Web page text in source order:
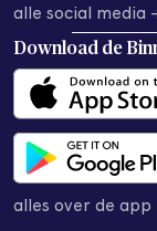
alle social media
Download de
alles over de app